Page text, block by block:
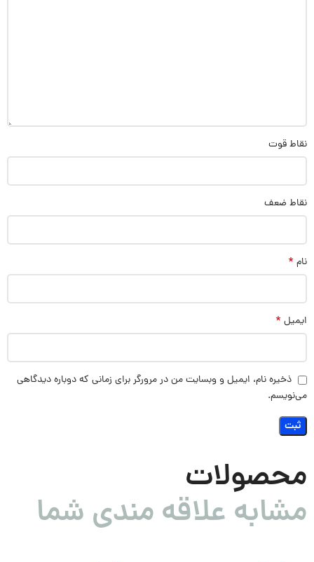
نقاط قوت
نقاط ضعف
نام *
ایمیل *
ذخیره نام، ایمیل و وبسایت من در مرورگر برای زمانی که دوباره دیدگاهی
می‌نویسم.
محصولات
مشابه علاقه مندی شما